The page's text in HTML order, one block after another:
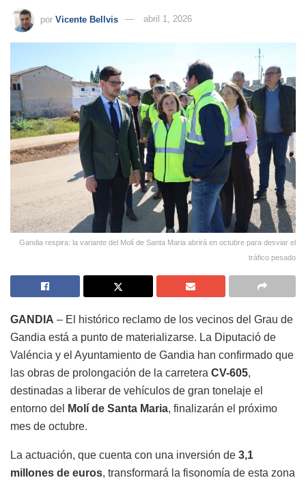
por Vicente Bellvis abril 1, 2026
Gandia respira: la variante del Molí de Santa Maria abrirá en octubre para desviar el
tráfico pesado
GANDIA – El histórico reclamo de los vecinos del Grau de
Gandia está a punto de materializarse. La Diputació de
Valéncia y el Ayuntamiento de Gandia han confirmado que
las obras de prolongación de la carretera CV-605,
destinadas a liberar de vehículos de gran tonelaje el
entorno del
Molí de Santa Maria, finalizarán el próximo
mes de octubre.
La actuación, que cuenta con una inversión de 3,1
millones de euros, transformará la fisonomía de esta zona